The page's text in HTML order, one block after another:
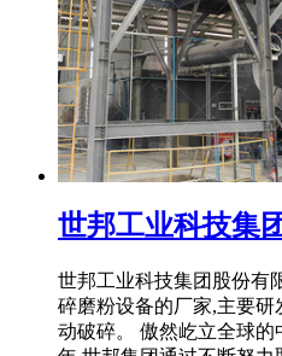
世邦工业科技集
世邦工业科技集团股份有
碎磨粉设备的厂家,主要
动破碎。 傲然屹立全球的